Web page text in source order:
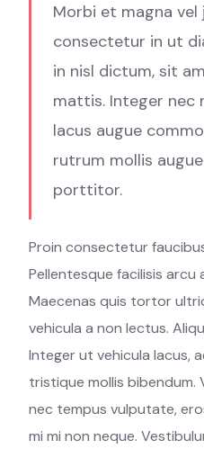
Morbi et magna
consectetur in ut
in nisl dictum, sit
mattis. Integer nec
lacus augue
rutrum mollis
porttitor.
Proin consectetur
Pellentesque facilisis arcu
Maecenas quis tortor
vehicula a non lectus.
Integer ut vehicula lacus,
tristique mollis bibendum.
nec tempus vulputate,
mi mi non neque.